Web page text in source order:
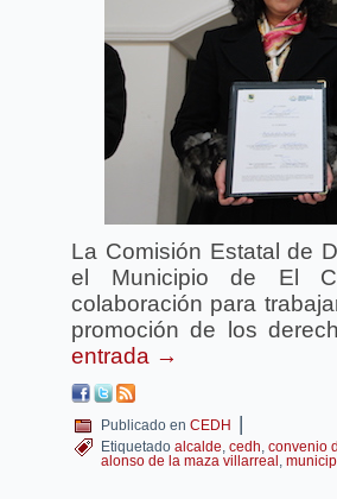
La Comisión Estatal de
el Municipio de El
colaboración para
promoción de los
entrada →
Publicado en CEDH |
Etiquetado alcalde, cedh, convenio
alonso de la maza villarreal ,